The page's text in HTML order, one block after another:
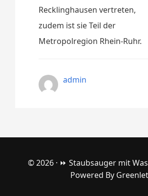
Recklinghausen vertreten,
zudem ist sie Teil der
Metropolregion Rhein-Ruhr.
admin
© 2026 · ⏩ Staubsauger mit
Powered By Greenlet